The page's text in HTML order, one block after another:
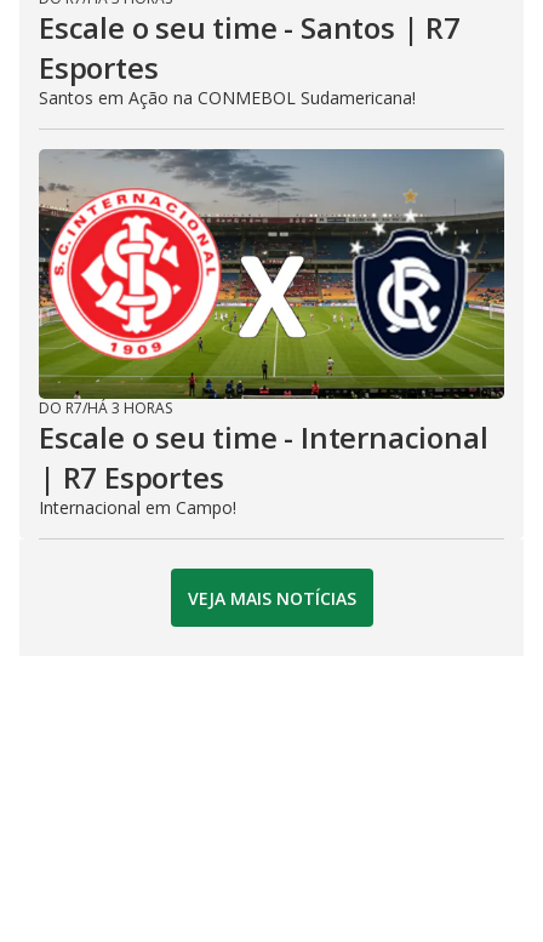
Escale o seu time - Santos | R7
Esportes
Santos em Ação na CONMEBOL Sudamericana!
DO R7/HÁ 3 HORAS
Escale o seu time - Internacional
| R7 Esportes
Internacional em Campo!
VEJA MAIS NOTÍCIAS